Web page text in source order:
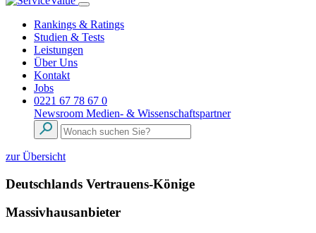
Rankings & Ratings
Studien & Tests
Leistungen
Über Uns
Kontakt
Jobs
0221 67 78 67 0
Newsroom Medien- & Wissenschaftspartner
zur Übersicht
Deutschlands Vertrauens-Könige
Massivhausanbieter